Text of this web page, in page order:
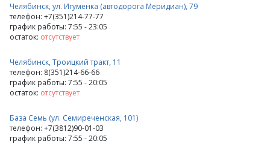
Челябинск, ул. Игуменка (автодорога Меридиан), 79
телефон: +7(351)214-77-77
график работы: 7:55 - 23:05
остаток: отсутствует
Челябинск, Троицкий тракт, 11
телефон: 8(351)214-66-66
график работы: 7:55 - 20:05
остаток: отсутствует
База Семь (ул. Семиреченская, 101)
телефон: +7(3812)90-01-03
график работы: 7:55 - 20:05